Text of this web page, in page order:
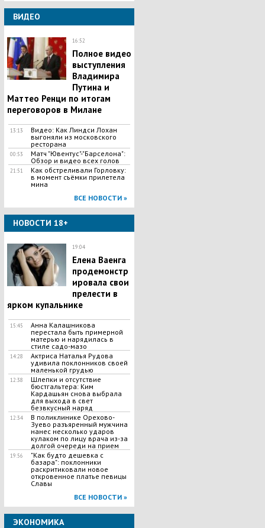
ВИДЕО
16:52
Полное видео
выступления
Владимира
Путина и
Маттео Ренци по итогам
переговоров в Милане
13:13
Видео: Как Линдси Лохан
выгоняли из московского
ресторана
00:53
Матч "Ювентус"-"Барселона":
Обзор и видео всех голов
21:51
Как обстреливали Горловку:
в момент съёмки прилетела
мина
ВСЕ НОВОСТИ »
НОВОСТИ 18+
19:04
Елена Ваенга
продемонстр
ировала свои
прелести в
ярком купальнике
15:45
Анна Калашникова
перестала быть примерной
матерью и нарядилась в
стиле садо-мазо
14:28
Актриса Наталья Рудова
удивила поклонников своей
маленькой грудью
12:38
Шлепки и отсутствие
бюстгальтера: Ким
Кардашьян снова выбрала
для выхода в свет
безвкусный наряд
12:34
В поликлинике Орехово-
Зуево разъяренный мужчина
нанес несколько ударов
кулаком по лицу врача из-за
долгой очереди на прием
19:56
"Как будто дешевка с
базара": поклонники
раскритиковали новое
откровенное платье певицы
Славы
ВСЕ НОВОСТИ »
ЭКОНОМИКА